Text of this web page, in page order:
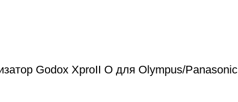
Godox XproII O для Olympus/Panasonic